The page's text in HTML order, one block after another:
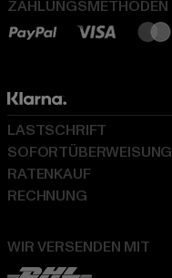
ZAHLUNGSMETHODEN
WIR VERSENDEN MIT
LASTSCHRIFT
SOFORTÜBERWEISUNG
RATENKAUF
RECHNUNG